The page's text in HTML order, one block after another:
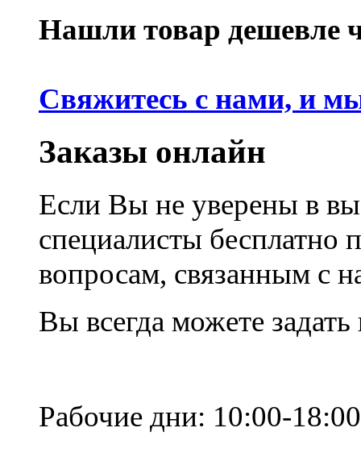
Нашли товар дешевле
Свяжитесь с нами, и
Заказы онлайн
Если Вы не уверены в
специалисты
вопросам, связанным с
Вы всегда можете
Рабочие дни: 10:00-18:00